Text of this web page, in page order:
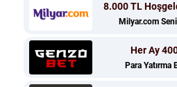
8.000 TL
Milyar.com
Her Ay
Para Yatırma